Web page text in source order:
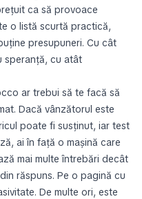
ca să provoace
o listă scurtă practică,
presupuneri. Cu cât
speranță, cu atât
ar trebui să te facă să
Dacă vânzătorul este
poate fi susținut, iar test
ai în față o mașină care
mai multe întrebări decât
răspuns. Pe o pagină cu
De multe ori, este